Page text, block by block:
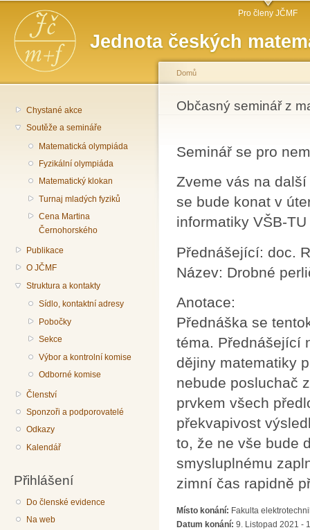
Jednota českých
Hlavní menu Pro členy JČMF
Chystané akce
Soutěže a semináře
Matematická olympiáda
Fyzikální olympiáda
Matematický klokan
Turnaj mladých fyziků
Cena Martina
Černohorského
Publikace
O JČMF
Struktura a kontakty
Sídlo, kontaktní adresy
Pobočky
Sekce
Výbor a kontrolní komise
Odborné komise
Členství
Sponzoři a podporovatelé
Odkazy
Kalendář
Přihlášení
Do členské evidence
Na web
Jste zde
Domů
Občasný seminář z
Seminář se pro
Zveme vás na
se bude konat v
informatiky VŠB-
Přednášející: doc.
Název: Drobné
Anotace:
Přednáška se
téma. Přednášející
dějiny matematiky
nebude posluchač
prvkem všech
překvapivost
to, že ne vše bude
smysluplnému
zimní čas rapidně
Místo konání: Fakulta
Datum konání: 9. Listopad 2021 -